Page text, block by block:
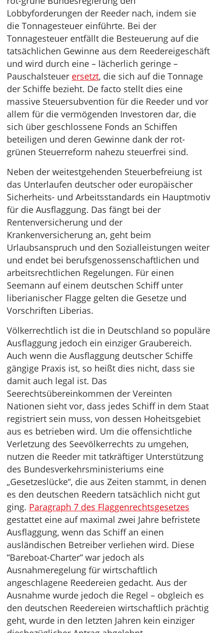
Lobbyforderungen der Reeder nach, indem sie
die Tonnagesteuer einführte. Bei der
Tonnagesteuer entfällt die Besteuerung auf die
tatsächlichen Gewinne aus dem Reedereigeschäft
und wird durch eine – lächerlich geringe –
Pauschalsteuer ersetzt, die sich auf die Tonnage
der Schiffe bezieht. De facto stellt dies eine
massive Steuersubvention für die Reeder und vor
allem für die vermögenden Investoren dar, die
sich über geschlossene Fonds an Schiffen
beteiligen und deren Gewinne dank der rot-
grünen Steuerreform nahezu steuerfrei sind.
Neben der weitestgehenden Steuerbefreiung ist
das Unterlaufen deutscher oder europäischer
Sicherheits- und Arbeitsstandards ein Hauptmotiv
für die Ausflaggung. Das fängt bei der
Rentenversicherung und der
Krankenversicherung an, geht beim
Urlaubsanspruch und den Sozialleistungen weiter
und endet bei berufsgenossenschaftlichen und
arbeitsrechtlichen Regelungen. Für einen
Seemann auf einem deutschen Schiff unter
liberianischer Flagge gelten die Gesetze und
Vorschriften Liberias.
Völkerrechtlich ist die in Deutschland so populäre
Ausflaggung jedoch ein einziger Graubereich.
Auch wenn die Ausflaggung deutscher Schiffe
gängige Praxis ist, so heißt dies nicht, dass sie
damit auch legal ist. Das
Seerechtsübereinkommen der Vereinten
Nationen sieht vor, dass jedes Schiff in dem Staat
registriert sein muss, von dessen Hoheitsgebiet
aus es betrieben wird. Um die offensichtliche
Verletzung des Seevölkerrechts zu umgehen,
nutzen die Reeder mit tatkräftiger Unterstützung
des Bundesverkehrsministeriums eine
„Gesetzeslücke“, die aus Zeiten stammt, in denen
es den deutschen Reedern tatsächlich nicht gut
ging. Paragraph 7 des Flaggenrechtsgesetzes
gestattet eine auf maximal zwei Jahre befristete
Ausflaggung, wenn das Schiff an einen
ausländischen Betreiber verliehen wird. Diese
“Bareboat-Charter” war jedoch als
Ausnahmeregelung für wirtschaftlich
angeschlagene Reedereien gedacht. Aus der
Ausnahme wurde jedoch die Regel – obgleich es
den deutschen Reedereien wirtschaftlich prächtig
geht, wurde in den letzten Jahren kein einziger